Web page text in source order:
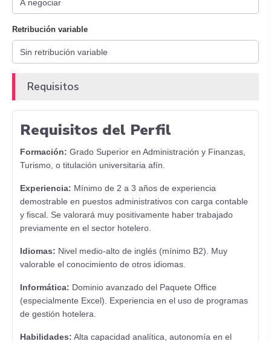
Retribución variable
Requisitos
Requisitos del Perfil
Formación: Grado Superior en Administración y Finanzas,
Turismo, o titulación universitaria afín.
Experiencia: Mínimo de 2 a 3 años de experiencia
demostrable en puestos administrativos con carga contable
y fiscal. Se valorará muy positivamente haber trabajado
previamente en el sector hotelero.
Idiomas: Nivel medio-alto de inglés (mínimo B2). Muy
valorable el conocimiento de otros idiomas.
Informática: Dominio avanzado del Paquete Office
(especialmente Excel). Experiencia en el uso de programas
de gestión hotelera.
Habilidades: Alta capacidad analítica, autonomía en el